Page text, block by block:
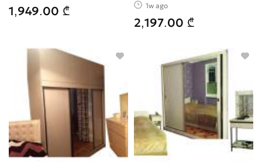
1,949.00 ₾ 1w ago
2,197.00 ₾